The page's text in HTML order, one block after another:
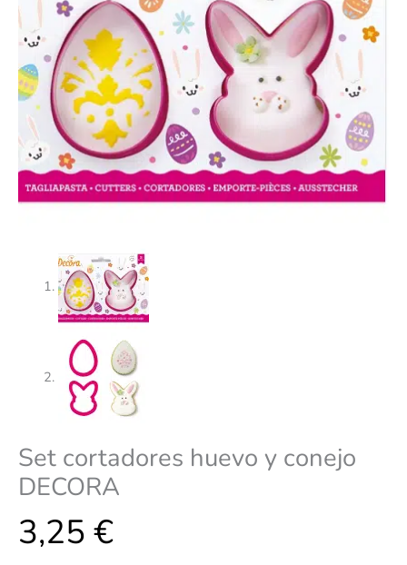
Set cortadores huevo y conejo
DECORA
3,25 €